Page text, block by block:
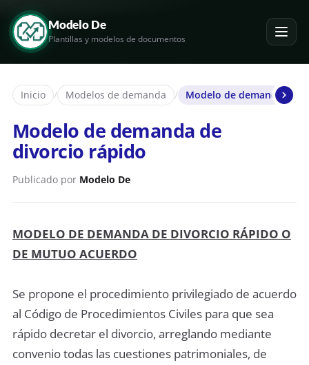
Modelo De
Plantillas y modelos de documentos
Inicio / Modelos de demanda / Modelo de demanda de
Modelo de demanda de
divorcio rápido
Publicado por Modelo De
MODELO DE DEMANDA DE DIVORCIO RÁPIDO O
DE MUTUO ACUERDO
Se propone el procedimiento privilegiado de acuerdo
al Código de Procedimientos Civiles para que sea
rápido decretar el divorcio, arreglando mediante
convenio todas las cuestiones patrimoniales, de